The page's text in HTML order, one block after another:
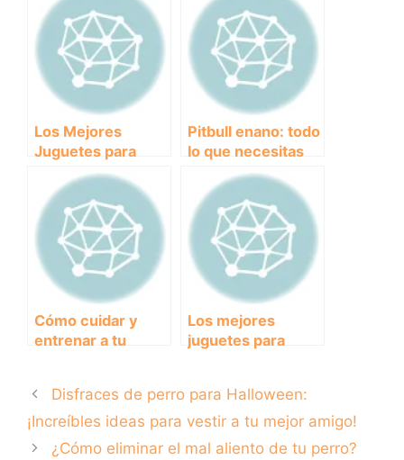
para convivir en
un hogar
perfecta para ti
Los Mejores
Juguetes para
Entretener a tu
Yorkshire: Ideas
Divertidas y
Seguras
Pitbull enano: todo
lo que necesitas
saber sobre esta
raza de perros
Cómo cuidar y
entrenar a tu
completa
Los mejores
juguetes para
aprendizaje para
tu perro.
Disfraces de perro para Halloween:
¡Increíbles ideas para vestir a tu mejor amigo!
¿Cómo eliminar el mal aliento de tu perro?